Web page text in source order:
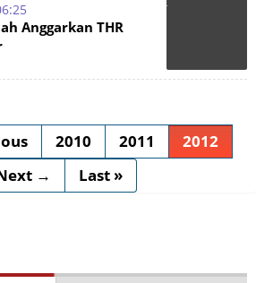
Anggarkan THR
2010 2011
2012
→ Last »